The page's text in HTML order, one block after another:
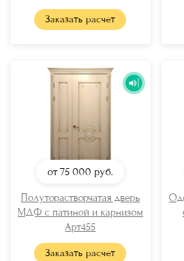
Заказать расчет
от 75 000 руб.
Полуторастворчатая дверь
МДФ с патиной и карнизом
Арт455
Заказать расчет